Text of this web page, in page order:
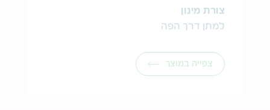
צורת מינון
למתן דרך הפה
צפייה במוצר